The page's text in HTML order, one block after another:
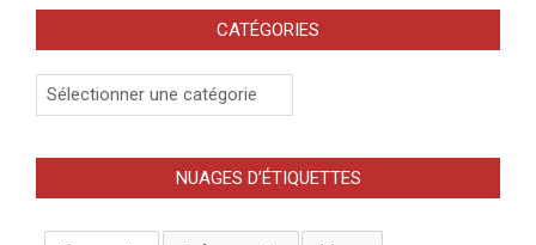
CATÉGORIES
Catégories
NUAGES D’ÉTIQUETTES